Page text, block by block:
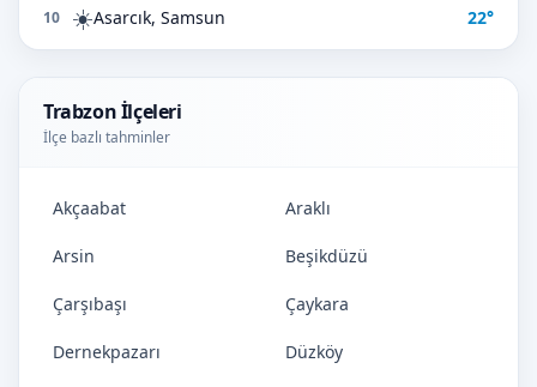
10 ☀️Asarcık, Samsun 22°
Trabzon İlçeleri
İlçe bazlı tahminler
Akçaabat Araklı
Arsin Beşikdüzü
Çarşıbaşı Çaykara
Dernekpazarı Düzköy